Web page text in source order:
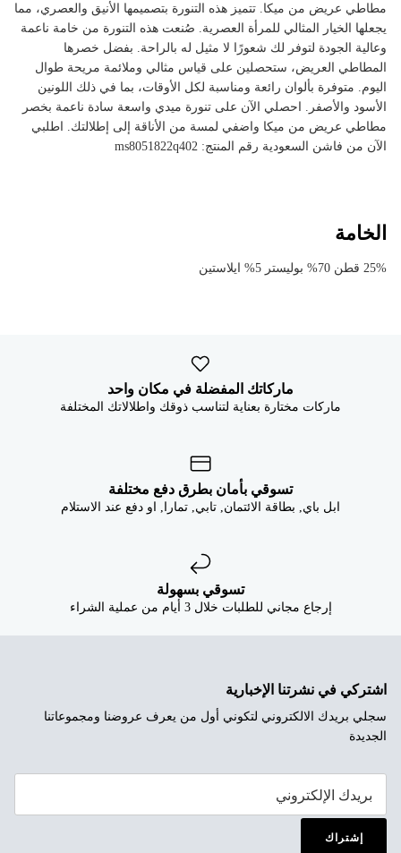
مطاطي عريض من ميكا. تتميز هذه التنورة بتصميمها الأنيق والعصري، مما
يجعلها الخيار المثالي للمرأة العصرية. صُنعت هذه التنورة من خامة ناعمة
وعالية الجودة لتوفر لك شعورًا لا مثيل له بالراحة. بفضل خصرها
المطاطي العريض، ستحصلين على قياس مثالي وملائمة مريحة طوال
اليوم. متوفرة بألوان رائعة ومناسبة لكل الأوقات، بما في ذلك اللونين
الأسود والأصفر. احصلي الآن على تنورة ميدي واسعة سادة ناعمة بخصر
مطاطي عريض من ميكا واضفي لمسة من الأناقة إلى إطلالتك. اطلبي
الآن من فاشن السعودية رقم المنتج: ms8051822q402
الخامة
25% قطن 70% بوليستر 5% ايلاستين
ماركاتك المفضلة في مكان واحد
ماركات مختارة بعناية لتناسب ذوقك واطلالاتك المختلفة
تسوقي بأمان بطرق دفع مختلفة
ابل باي, بطاقة الائتمان, تابي, تمارا, او دفع عند الاستلام
تسوقي بسهولة
إرجاع مجاني للطلبات خلال 3 أيام من عملية الشراء
اشتركي في نشرتنا الإخبارية
سجلي بريدك الالكتروني لتكوني أول من يعرف عروضنا ومجموعاتنا
الجديدة
إشتراك